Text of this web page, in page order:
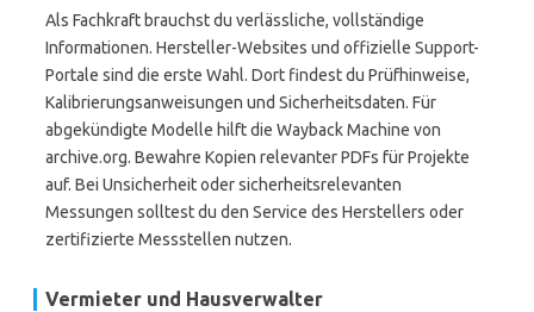
Als Fachkraft brauchst du verlässliche, vollständige
Informationen. Hersteller-Websites und offizielle Support-
Portale sind die erste Wahl. Dort findest du Prüfhinweise,
Kalibrierungsanweisungen und Sicherheitsdaten. Für
abgekündigte Modelle hilft die Wayback Machine von
archive.org. Bewahre Kopien relevanter PDFs für Projekte
auf. Bei Unsicherheit oder sicherheitsrelevanten
Messungen solltest du den Service des Herstellers oder
zertifizierte Messstellen nutzen.
Vermieter und Hausverwalter